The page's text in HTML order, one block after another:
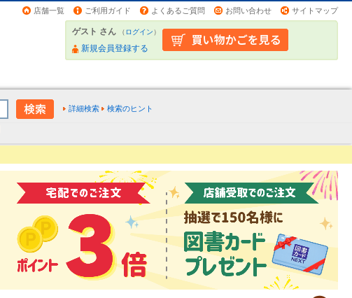
店舗一覧 ご利用ガイド よくあるご質問 お問い合わせ サイトマップ
ゲスト さん （ログイン）
新規会員登録する
詳細検索 検索のヒント